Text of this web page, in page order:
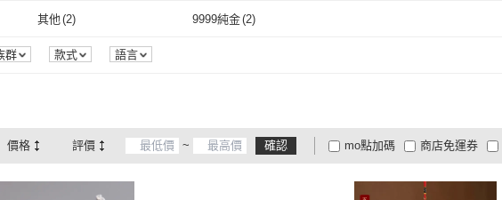
澎湖縣政府文化局 雙葉書廊 (1)
) 點睛品 揚智文化
澎湖縣政府文化局
其他 (2) 9999純金(2)
其他
群 款式 語言
價格 評價 ~ 確認 mo點加碼
低溫宅配
大家電安心配
大家電快配
定期配/分次配
商店免運券